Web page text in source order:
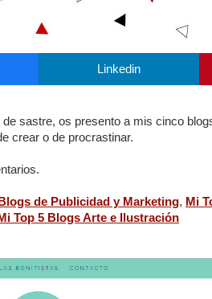
Linkedin
sastre, os presento a mis cinco
crear o de procrastinar.
de Publicidad y Marketing, Mi
Top 5 Blogs Arte e Ilustración